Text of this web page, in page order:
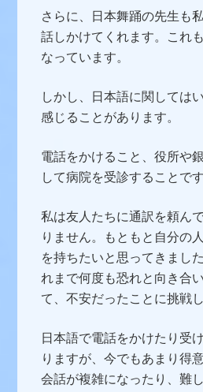
さらに、日本舞踊の先生も
話しかけてくれます。これ
なっています。
しかし、日本語に関しては
感じることがあります。
電話をかけること、役所や
して病院を受診することです
私は友人たちに通訳を頼ん
りません。もともと自分の
を持ちたいと思ってきまし
れまで何度も恐れと向き合
て、不安だったことに挑戦
日本語で電話をかけたり受
りますが、今でもあまり得
会話が複雑になったり、難